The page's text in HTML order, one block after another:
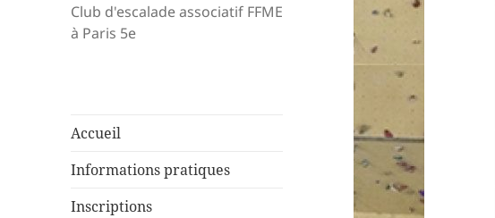
Club d'escalade associatif FFME
à Paris 5e
Accueil
Informations pratiques
Inscriptions